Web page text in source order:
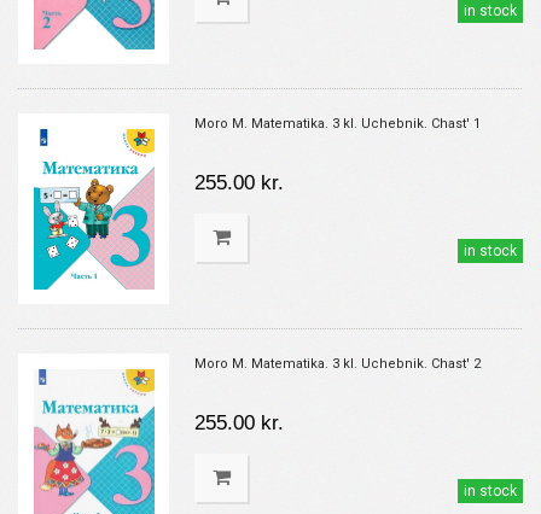
in stock
Moro M. Matematika. 3 kl. Uchebnik. Chast' 1
255.00 kr.
in stock
Moro M. Matematika. 3 kl. Uchebnik. Chast' 2
255.00 kr.
in stock